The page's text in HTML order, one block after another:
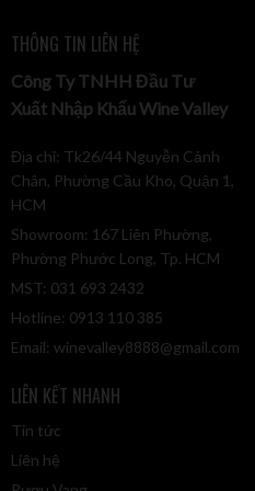
THÔNG TIN LIÊN HỆ
Công Ty TNHH Đầu Tư
Xuất Nhập Khẩu Wine Valley
Địa chỉ: Tk26/44 Nguyễn Cảnh
Chân, Phường Cầu Kho, Quận 1,
HCM
Showroom: 167 Liên Phường,
Phường Phước Long, Tp. HCM
MST: 031 693 2432
Hotline: 0913 110 385
Email: winevalley8888@gmail.com
LIÊN KẾT NHANH
Tin tức
Liên hệ